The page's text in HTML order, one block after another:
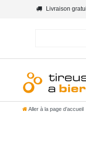
Livraison
Aller à la page d’accueil